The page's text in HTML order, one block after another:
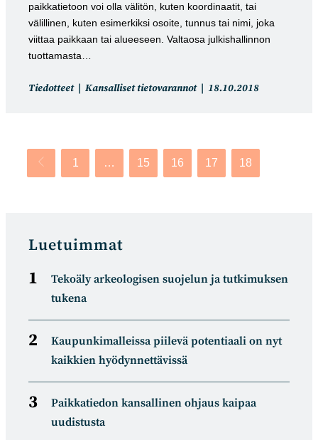
paikkatietoon voi olla välitön, kuten koordinaatit, tai
välillinen, kuten esimerkiksi osoite, tunnus tai nimi, joka
viittaa paikkaan tai alueeseen. Valtaosa julkishallinnon
tuottamasta…
Artikkelin
Tiedotteet Kansalliset tietovarannot
Artikkeli
18.10.2018
Siirry edelliselle sivulle
1 … 15 16 17 18
Luetuimmat
Tekoäly arkeologisen suojelun ja tutkimuksen
tukena
Kaupunkimalleissa piilevä potentiaali on nyt
kaikkien hyödynnettävissä
Paikkatiedon kansallinen ohjaus kaipaa
uudistusta